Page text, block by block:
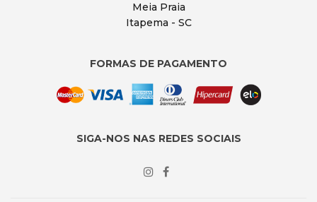
Meia Praia
Itapema - SC
FORMAS DE PAGAMENTO
SIGA-NOS NAS REDES SOCIAIS